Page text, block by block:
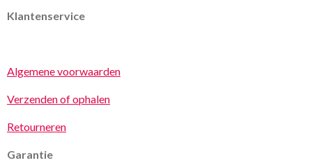
Klantenservice
Algemene voorwaarden
Verzenden of ophalen
Retourneren
Garantie